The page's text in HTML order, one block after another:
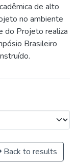
de alto
no ambiente
do Projeto realiza
Brasileiro
Back to results